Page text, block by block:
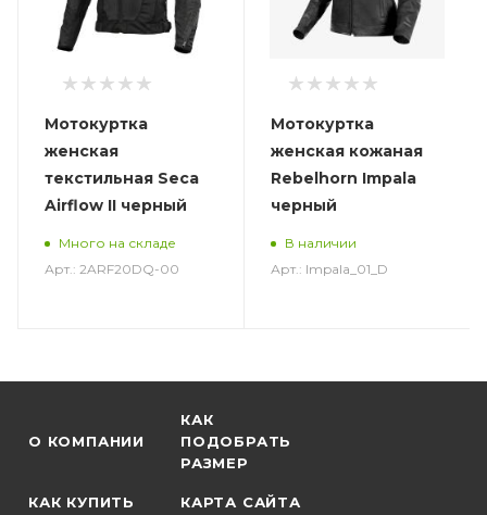
Мотокуртка
женская
текстильная Seca
Airflow II черный
Много на складе
Арт.: 2ARF20DQ-00
Мотокуртка
женская кожаная
Rebelhorn Impala
черный
В наличии
Арт.: Impala_01_D
О КОМПАНИИ
КАК
ПОДОБРАТЬ
РАЗМЕР
КАК КУПИТЬ КАРТА САЙТА